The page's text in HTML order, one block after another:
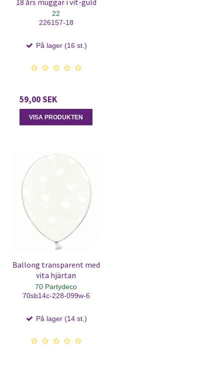
18 års muggar i vit-guld
22
226157-18
På lager (16 st.)
59,00 SEK
VISA PRODUKTEN
Ballong transparent med
vita hjärtan
70 Partydeco
70sb14c-228-099w-6
På lager (14 st.)